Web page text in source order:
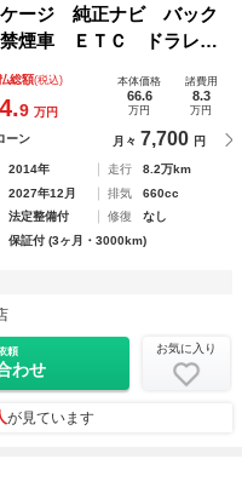
ージ 純正ナビ バック
煙車 ＥＴＣ ドラレ
トライト／エアコン
ｔｈ ＣＤ／ＤＶＤ再
総額(税込)
9 万円
本体価格
66.6
万円
諸費用
8.3
万円
ーン 月々 7,700 円
2014年 走行
8.2万km
2027年12月 排気
660cc
法定整備付 修復
なし
保証付 (3ヶ月・3000km)
頼
わせ
お気に入り
が見ています